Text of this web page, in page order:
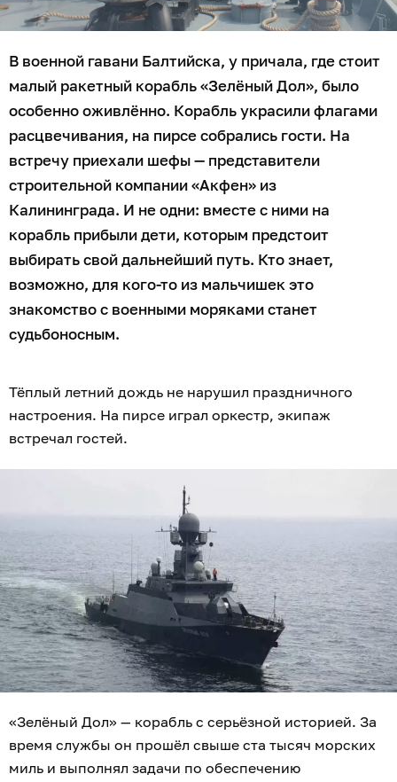
В военной гавани Балтийска, у причала, где стоит
малый ракетный корабль «Зелёный Дол», было
особенно оживлённо. Корабль украсили флагами
расцвечивания, на пирсе собрались гости. На
встречу приехали шефы — представители
строительной компании «Акфен» из
Калининграда. И не одни: вместе с ними на
корабль прибыли дети, которым предстоит
выбирать свой дальнейший путь. Кто знает,
возможно, для кого-то из мальчишек это
знакомство с военными моряками станет
судьбоносным.
Тёплый летний дождь не нарушил праздничного
настроения. На пирсе играл оркестр, экипаж
встречал гостей.
«Зелёный Дол» — корабль с серьёзной историей. За
время службы он прошёл свыше ста тысяч морских
миль и выполнял задачи по обеспечению